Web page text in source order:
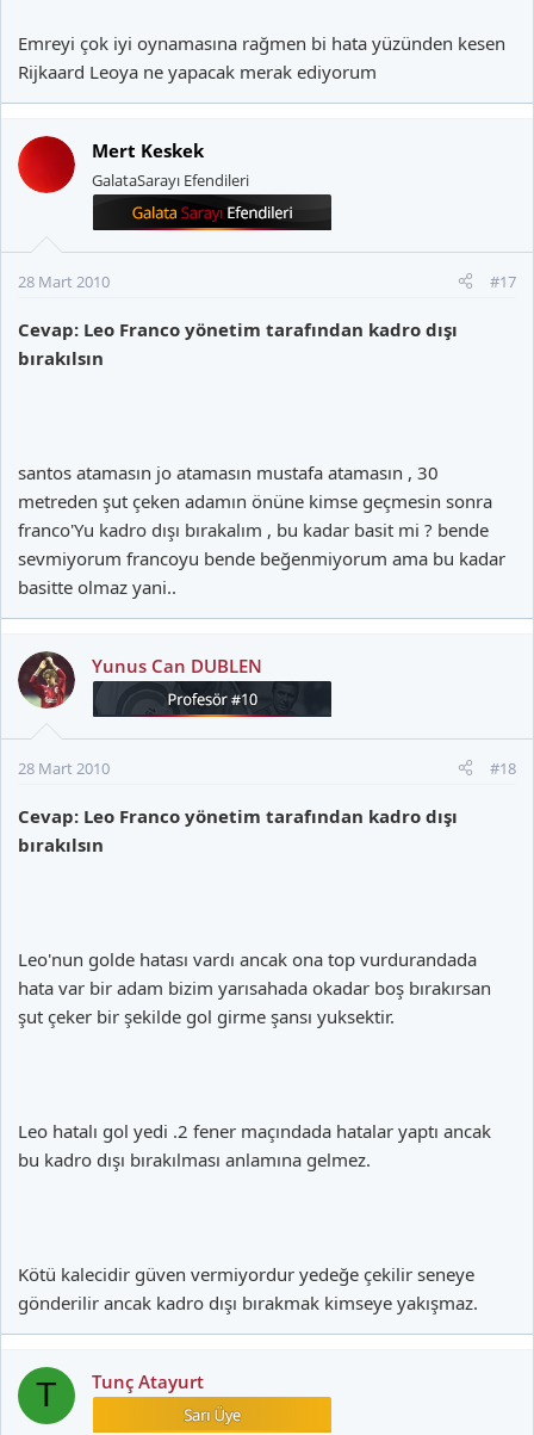
Emreyi çok iyi oynamasına rağmen bi hata yüzünden kesen
Rijkaard Leoya ne yapacak merak ediyorum
Mert Keskek
GalataSarayı Efendileri
28 Mart 2010 #17
Cevap: Leo Franco yönetim tarafından kadro dışı
bırakılsın
santos atamasın jo atamasın mustafa atamasın , 30
metreden şut çeken adamın önüne kimse geçmesin sonra
franco'Yu kadro dışı bırakalım , bu kadar basit mi ? bende
sevmiyorum francoyu bende beğenmiyorum ama bu kadar
basitte olmaz yani..
Yunus Can DUBLEN
28 Mart 2010 #18
Cevap: Leo Franco yönetim tarafından kadro dışı
bırakılsın
Leo'nun golde hatası vardı ancak ona top vurdurandada
hata var bir adam bizim yarısahada okadar boş bırakırsan
şut çeker bir şekilde gol girme şansı yuksektir.
Leo hatalı gol yedi .2 fener maçındada hatalar yaptı ancak
bu kadro dışı bırakılması anlamına gelmez.
Kötü kalecidir güven vermiyordur yedeğe çekilir seneye
gönderilir ancak kadro dışı bırakmak kimseye yakışmaz.
T Tunç Atayurt